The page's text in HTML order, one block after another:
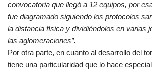
convocatoria que llegó a 12 equipos, por
fue diagramado siguiendo los protocolos
la distancia física y dividiéndolos en varias
las aglomeraciones”.
Por otra parte, en cuanto al desarrollo del
tiene una particularidad que lo hace